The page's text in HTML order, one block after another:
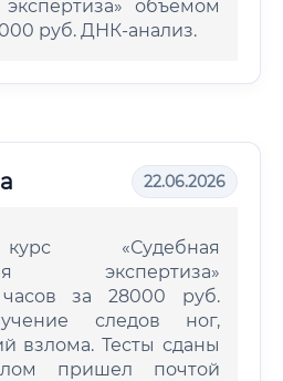
экспертиза» объемом
руб. ДНК-анализ.
22.06.2026
«Судебная
экспертиза»
за 28000 руб.
следов ног,
взлома. Тесты сданы
пришел почтой